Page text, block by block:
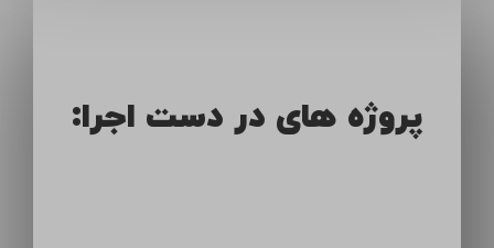
پروژه های در دست اجرا: